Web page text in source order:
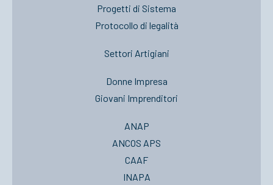
Progetti di Sistema
Protocollo di legalità
Settori Artigiani
Donne Impresa
Giovani Imprenditori
ANAP
ANCOS APS
CAAF
INAPA